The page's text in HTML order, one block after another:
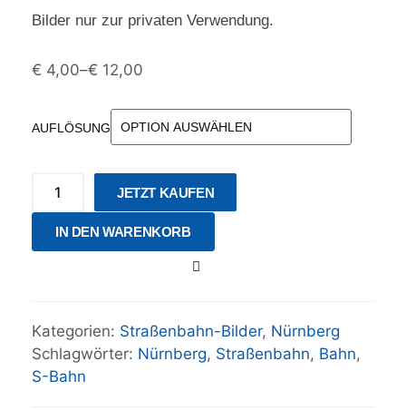
Bilder nur zur privaten Verwendung.
€ 4,00–€ 12,00
AUFLÖSUNG
JETZT KAUFEN
IN DEN WARENKORB
Kategorien: Straßenbahn-Bilder, Nürnberg
Schlagwörter: Nürnberg, Straßenbahn, Bahn,
S-Bahn